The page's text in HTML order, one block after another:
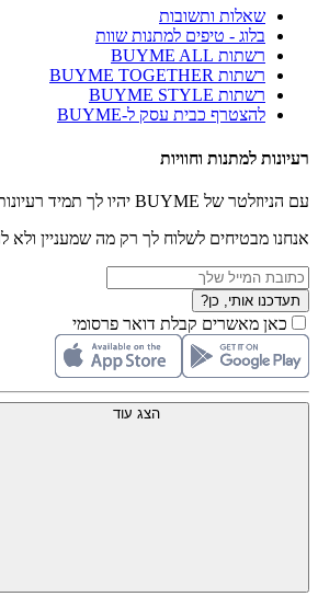
שאלות ותשובות
בלוג - טיפים למתנות שוות
רשתות BUYME ALL
רשתות BUYME TOGETHER
רשתות BUYME STYLE
להצטרף כבית עסק ל-BUYME
רעיונות למתנות וחוויות
עם הניוזלטר של BUYME יהיו לך תמיד רעיונות מפתיעים למתנות וחוויות.
אנחנו מבטיחים לשלוח לך רק מה שמעניין ולא
תעדכנו אותי, כן?
כאן מאשרים קבלת דואר פרסומי
הצג עוד